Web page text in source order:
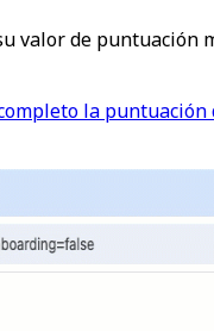
de puntuación
la